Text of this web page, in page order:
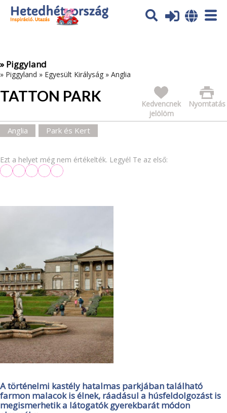
Az oldal sütiket (cookies) használ. További tájékoztatás itt:
Adatvédelmi tájékoztató
» Piggyland
» Piggyland » Egyesült Királyság » Anglia
TATTON PARK Nyomtatás
Kedvencnek
jelölöm
Anglia Park és Kert
Ezt a helyet még nem értékelték. Legyél Te az első:
A történelmi kastély hatalmas parkjában található
farmon malacok is élnek, ráadásul a húsfeldolgozást is
megismerhetik a látogatók gyerekbarát módon